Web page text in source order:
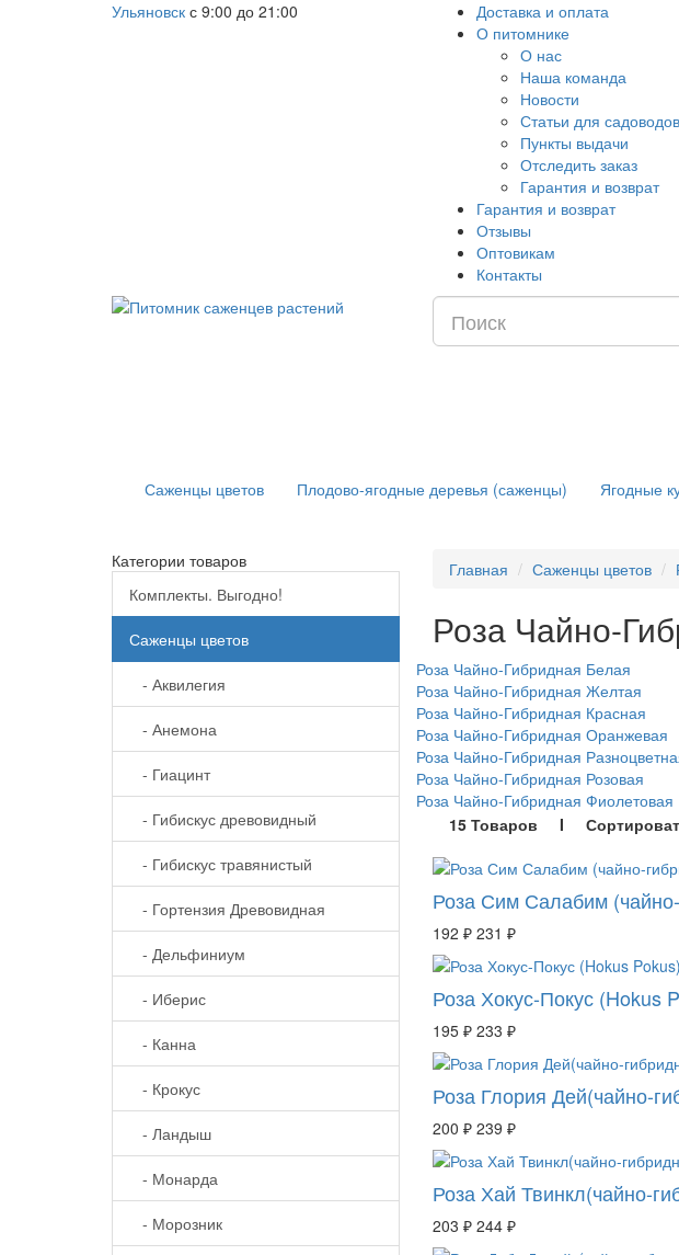
Ульяновск с 9:00 до 21:00
Доставка и оплата
О питомнике
О нас
Наша команда
Новости
Статьи для садоводов
Пункты выдачи
Отследить заказ
Гарантия и возврат
Гарантия и возврат
Отзывы
Оптовикам
Контакты
Саженцы цветов Плодово-ягодные деревья (саженцы) Ягодные
Категории товаров
Комплекты. Выгодно!
Саженцы цветов
- Аквилегия
- Анемона
- Гиацинт
- Гибискус древовидный
- Гибискус травянистый
- Гортензия Древовидная
- Дельфиниум
- Иберис
- Канна
- Крокус
- Ландыш
- Монарда
- Морозник
Главная Саженцы цветов
Роза Чайно-
Роза Чайно-Гибридная Белая
Роза Чайно-Гибридная Желтая
Роза Чайно-Гибридная Красная
Роза Чайно-Гибридная Оранжевая
Роза Чайно-Гибридная
Роза Чайно-Гибридная Розовая
Роза Чайно-Гибридная Фиолетовая
15 Товаров I
Роза Сим Салабим
192 ₽ 231 ₽
Роза Хокус-Покус (Hokus
195 ₽ 233 ₽
Роза Глория Дей(чайно-
200 ₽ 239 ₽
Роза Хай Твинкл(чайно-
203 ₽ 244 ₽